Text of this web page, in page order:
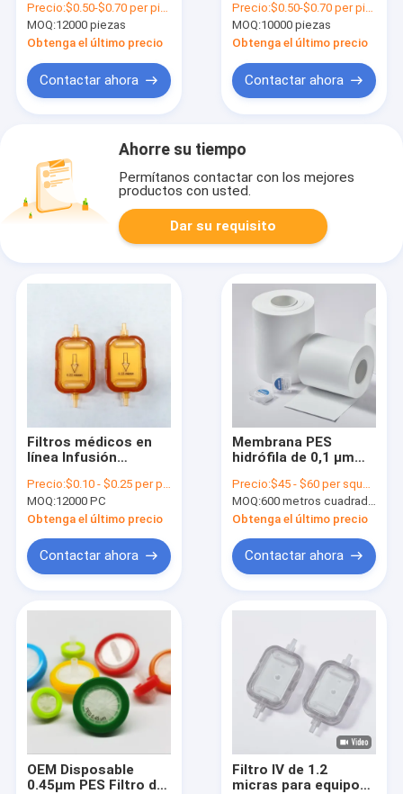
hidrofóbico de 0,45
μm
Precio:$0.50-$0.70 per piece
MOQ:12000 piezas
Obtenga el último precio
Contactar ahora
hidrofóbico para
mayor caudal
Precio:$0.50-$0.70 per piece
MOQ:10000 piezas
Obtenga el último precio
Contactar ahora
Ahorre su tiempo
Permítanos contactar con los mejores
productos con usted.
Dar su requisito
Filtros médicos en
línea Infusión
Membrana para
filtración de líquidos
Precio:$0.10 - $0.25 per piece
MOQ:12000 PC
Obtenga el último precio
Contactar ahora
Membrana PES
hidrófila de 0,1 μm
filtración de vacío de
laboratorio
Precio:$45 - $60 per square meter
MOQ:600 metros cuadrados
Obtenga el último precio
Contactar ahora
OEM Disposable
0.45μm PES Filtro de
Filtro IV de 1.2
micras para equipo